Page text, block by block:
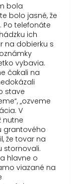
bola
bolo jasné, že
Po telefonáte
ich
na dobierku s
vybavia.
čakali na
stave
„ozveme
V
nutne
grantového
že tovar na
stornovali.
hlavne o
viazané na